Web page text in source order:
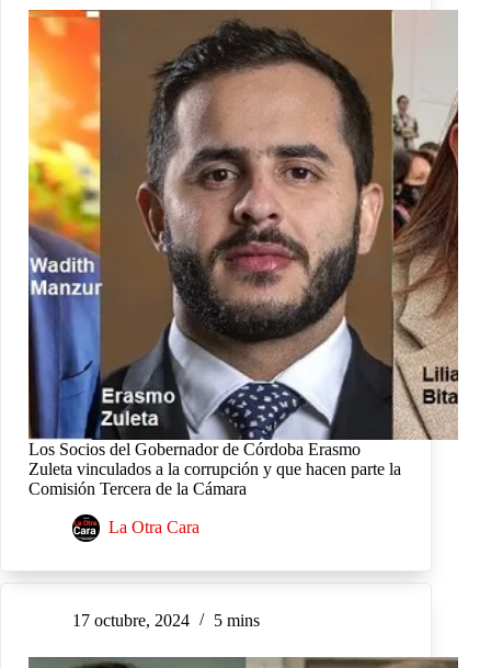
Los Socios del Gobernador de Córdoba Erasmo
Zuleta vinculados a la corrupción y que hacen parte la
Comisión Tercera de la Cámara
La Otra Cara
17 octubre, 2024 5 mins